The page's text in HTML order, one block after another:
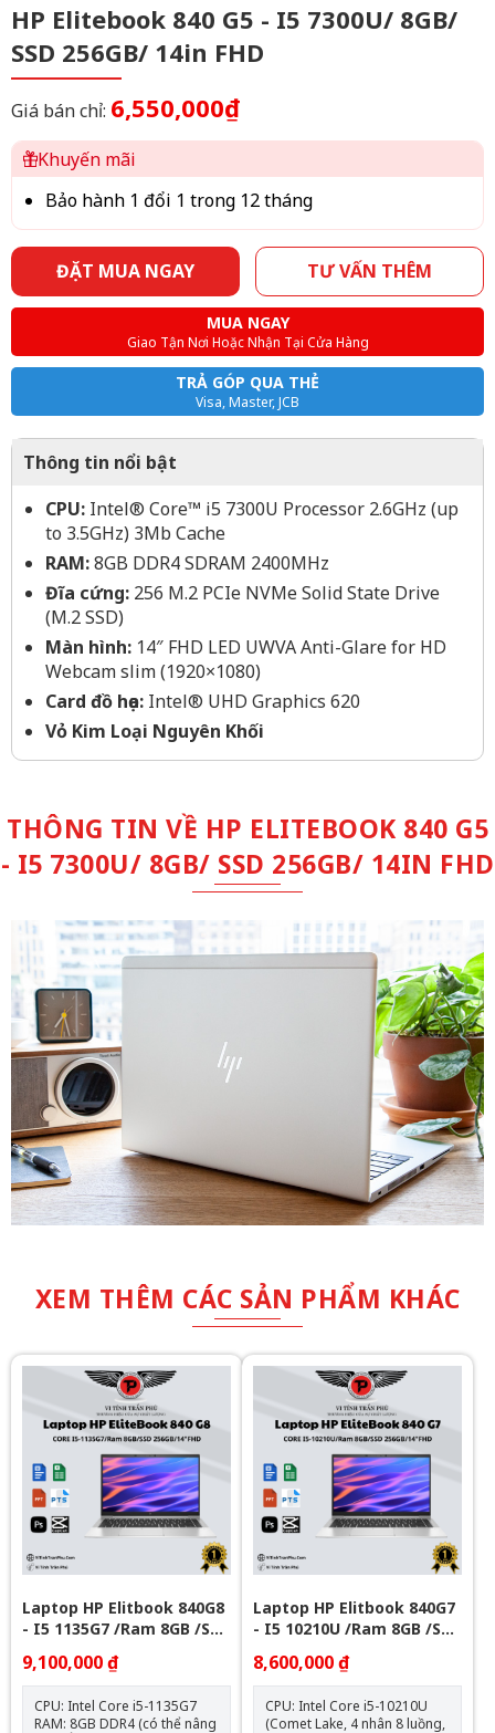
HP Elitebook 840 G5 - I5 7300U/ 8GB/
SSD 256GB/ 14in FHD
Giá bán chỉ: 6,550,000₫
Khuyến mãi
Bảo hành 1 đổi 1 trong 12 tháng
ĐẶT MUA NGAY TƯ VẤN THÊM
MUA NGAY
Giao Tận Nơi Hoặc Nhận Tại Cửa Hàng
TRẢ GÓP QUA THẺ
Visa, Master, JCB
Thông tin nổi bật
CPU: Intel® Core™ i5 7300U Processor 2.6GHz (up
to 3.5GHz) 3Mb Cache
RAM:8GB DDR4 SDRAM 2400MHz
Đĩa cứng: 256 M.2 PCIe NVMe Solid State Drive
(M.2 SSD)
Màn hình: 14″ FHD LED UWVA Anti-Glare for HD
Webcam slim (1920×1080)
Card đồ họa: Intel® UHD Graphics 620
Vỏ Kim Loại Nguyên Khối
THÔNG TIN VỀ HP ELITEBOOK 840 G5
- I5 7300U/ 8GB/ SSD 256GB/ 14IN FHD
XEM THÊM CÁC SẢN PHẨM KHÁC
Laptop HP Elitbook 840G8
- I5 1135G7 /Ram 8GB /SSD
256GB/ 14FHD
9,100,000 ₫
CPU: Intel Core i5-1135G7
RAM: 8GB DDR4 (có thể nâng
Laptop HP Elitbook 840G7
- I5 10210U /Ram 8GB /SSD
256GB/ 14FHD
8,600,000 ₫
CPU: Intel Core i5-10210U
(Comet Lake, 4 nhân 8 luồng,